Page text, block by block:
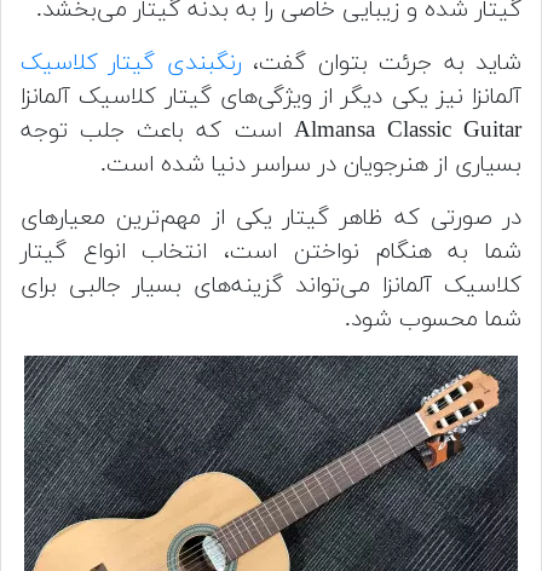
گیتار شده و زیبایی خاصی را به بدنه گیتار می‌بخشد.
شاید به جرئت بتوان گفت، رنگبندی گیتار کلاسیک
آلمانزا نیز یکی دیگر از ویژگی‌های گیتار کلاسیک آلمانزا
Almansa Classic Guitar است که باعث جلب توجه
بسیاری از هنرجویان در سراسر دنیا شده است.
در صورتی که ظاهر گیتار یکی از مهم‌ترین معیارهای
شما به هنگام نواختن است، انتخاب انواع گیتار
کلاسیک آلمانزا می‌تواند گزینه‌های بسیار جالبی برای
شما محسوب شود.